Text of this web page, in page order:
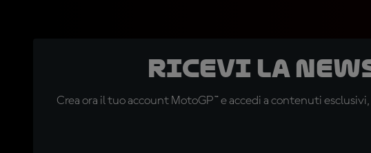
Ricevi la
Crea ora il tuo account MotoGP™ e accedi a contenuti